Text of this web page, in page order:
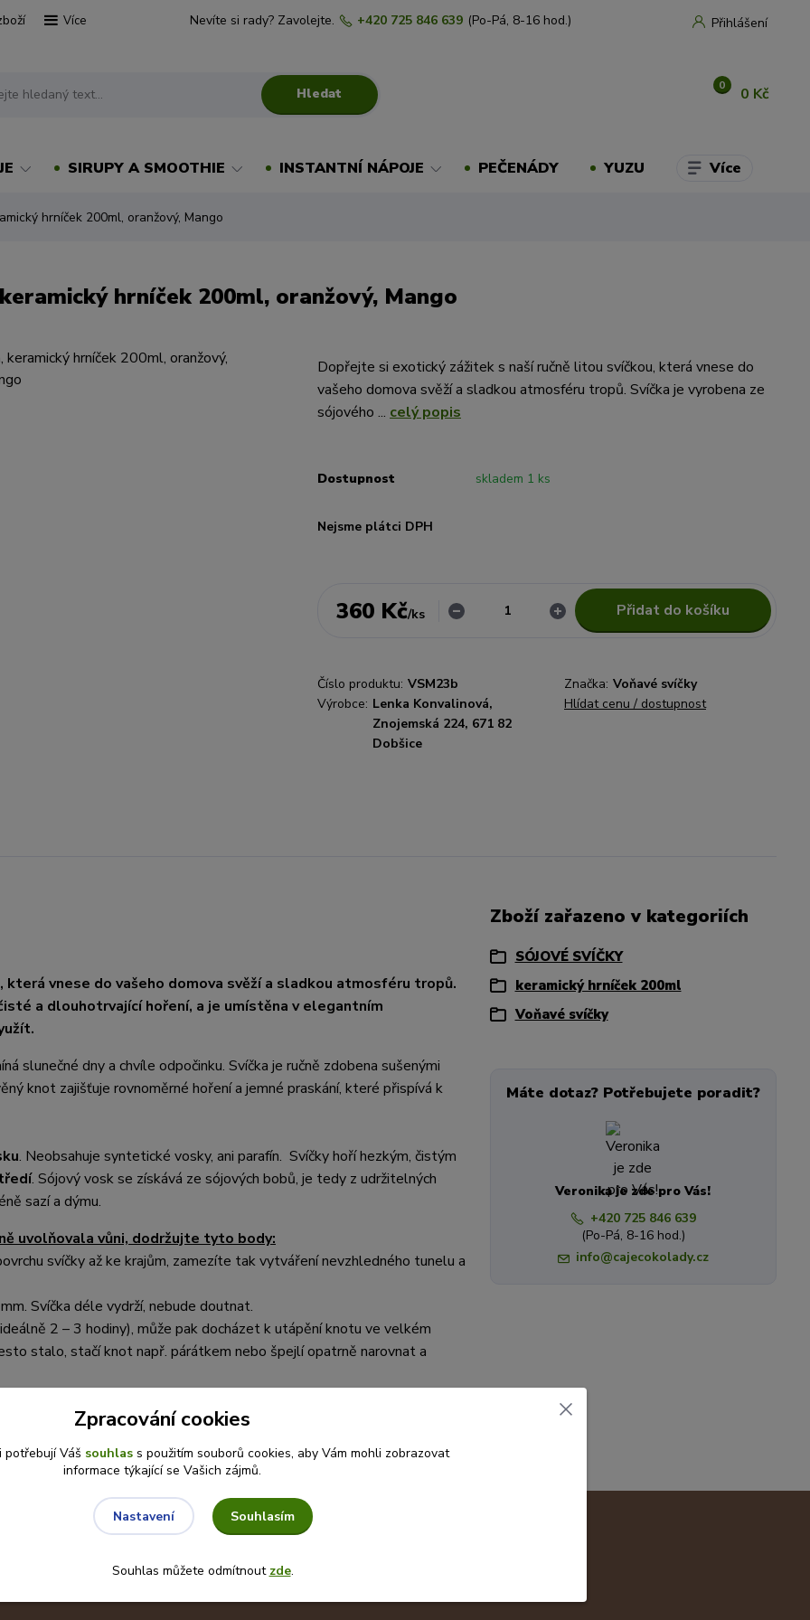
Více Přihlášení
Hledat
Nevíte si rady? Zavolejte. +420 725 846 639 (Po-Pá, 8-16 hod.)
0 0 Kč
SIRUPY A SMOOTHIE INSTANTNÍ NÁPOJE PEČENÁDY YUZU Více
hrníček 200ml, oranžový, Mango
hrníček 200ml, oranžový, Mango
Dopřejte si exotický zážitek s naší ručně litou svíčkou, která vnese do
vašeho domova svěží a sladkou atmosféru tropů. Svíčka je vyrobena ze
sójového ... celý popis
Dostupnost skladem 1 ks
Nejsme plátci DPH
360 Kč/ks Přidat do košíku
Číslo produktu: VSM23b Značka: Voňavé svíčky
Výrobce: Lenka Konvalinová,
Znojemská 224, 671 82
Dobšice
Hlídat cenu / dostupnost
vnese do vašeho domova svěží a sladkou atmosféru tropů.
a dlouhotrvající hoření, a je umístěna v elegantním
slunečné dny a chvíle odpočinku. Svíčka je ručně zdobena sušenými
knot zajišťuje rovnoměrné hoření a jemné praskání, které přispívá k
. Neobsahuje syntetické vosky, ani parafín. Svíčky hoří hezkým, čistým
. Sójový vosk se získává ze sójových bobů, je tedy z udržitelných
sazí a dýmu.
uvolňovala vůni, dodržujte tyto body:
svíčky až ke krajům, zamezíte tak vytváření nevzhledného tunelu a
Svíčka déle vydrží, nebude doutnat.
2 – 3 hodiny), může pak docházet k utápění knotu ve velkém
stalo, stačí knot např. párátkem nebo špejlí opatrně narovnat a
Zboží zařazeno v kategoriích
SÓJOVÉ SVÍČKY
keramický hrníček 200ml
Voňavé svíčky
Máte dotaz? Potřebujete poradit?
Veronika je zde pro Vás!
+420 725 846 639
(Po-Pá, 8-16 hod.)
info@cajecokolady.cz
Zpracování cookies
Váš souhlass použitím souborů cookies, aby Vám mohli zobrazovat
informace týkající se Vašich zájmů.
Nastavení Souhlasím
Souhlas můžete odmítnout zde.